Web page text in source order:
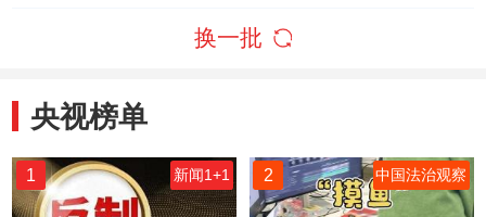
换一批
央视榜单
1 新闻1+1 2 中国法治观察